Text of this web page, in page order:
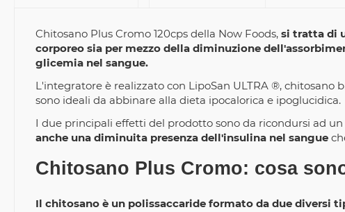
Chitosano Plus Cromo 120cps della Now Foods, si tratta di
corporeo sia per mezzo della diminuzione
glicemia nel sangue.
L'integratore è realizzato con LipoSan ULTRA ®,
sono ideali da abbinare alla dieta ipocalorica e ipoglucidica.
I due principali effetti del prodotto sono da ricondursi ad un
anche una diminuita presenza dell'insulina nel sangue
Chitosano Plus Cromo: cosa
Il chitosano è un polissaccaride formato da due diversi